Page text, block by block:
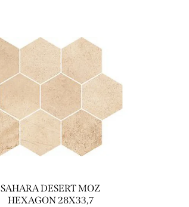
SAHARA DESERT MOZ
HEXAGON 28X33,7